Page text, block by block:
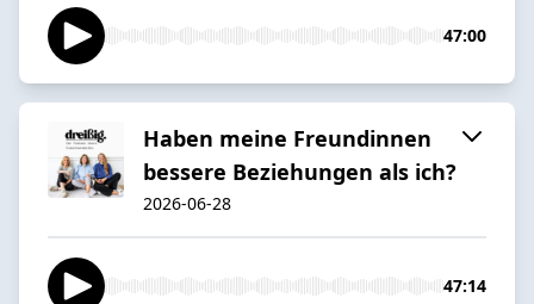
47:00
Haben meine Freundinnen
bessere Beziehungen als ich?
2026-06-28
47:14